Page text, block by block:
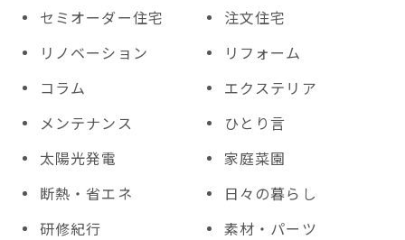
セミオーダー住宅
注文住宅
リノベーション
リフォーム
コラム
エクステリア
メンテナンス
ひとり言
太陽光発電
家庭菜園
断熱・省エネ
日々の暮らし
研修紀行
素材・パーツ